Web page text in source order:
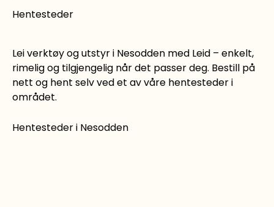
Hentesteder
Lei verktøy og utstyr i Nesodden med Leid – enkelt,
rimelig og tilgjengelig når det passer deg. Bestill på
nett og hent selv ved et av våre hentesteder i
området.
Hentesteder i Nesodden